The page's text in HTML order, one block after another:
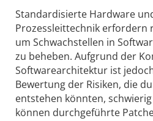
Standardisierte Hardware
Prozessleittechnik erfordern
um Schwachstellen in
zu beheben. Aufgrund der
Softwarearchitektur ist
Bewertung der Risiken, die
entstehen könnten,
können durchgeführte